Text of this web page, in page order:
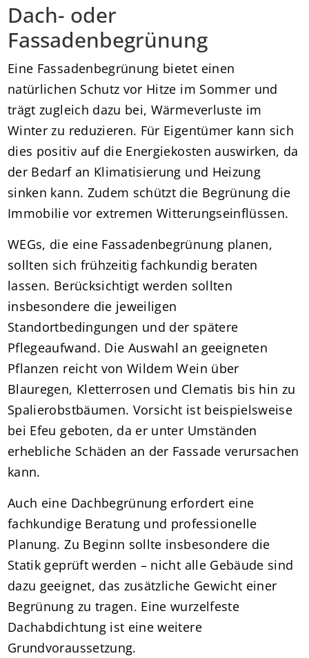
Dach- oder
Fassadenbegrünung
Eine Fassadenbegrünung bietet einen
natürlichen Schutz vor Hitze im Sommer und
trägt zugleich dazu bei, Wärmeverluste im
Winter zu reduzieren. Für Eigentümer kann sich
dies positiv auf die Energiekosten auswirken, da
der Bedarf an Klimatisierung und Heizung
sinken kann. Zudem schützt die Begrünung die
Immobilie vor extremen Witterungseinflüssen.
WEGs, die eine Fassadenbegrünung planen,
sollten sich frühzeitig fachkundig beraten
lassen. Berücksichtigt werden sollten
insbesondere die jeweiligen
Standortbedingungen und der spätere
Pflegeaufwand. Die Auswahl an geeigneten
Pflanzen reicht von Wildem Wein über
Blauregen, Kletterrosen und Clematis bis hin zu
Spalierobstbäumen. Vorsicht ist beispielsweise
bei Efeu geboten, da er unter Umständen
erhebliche Schäden an der Fassade verursachen
kann.
Auch eine Dachbegrünung erfordert eine
fachkundige Beratung und professionelle
Planung. Zu Beginn sollte insbesondere die
Statik geprüft werden – nicht alle Gebäude sind
dazu geeignet, das zusätzliche Gewicht einer
Begrünung zu tragen. Eine wurzelfeste
Dachabdichtung ist eine weitere
Grundvoraussetzung.